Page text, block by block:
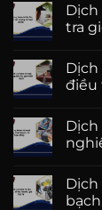
tra
điều